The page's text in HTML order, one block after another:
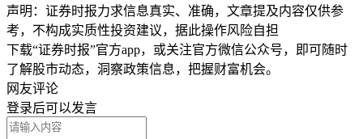
声明：证券时报力求信息真实、准确，文章提及内容仅供参
考，不构成实质性投资建议，据此操作风险自担
下载“证券时报”官方app，或关注官方微信公众号，即可随时
了解股市动态，洞察政策信息，把握财富机会。
网友评论
登录后可以发言